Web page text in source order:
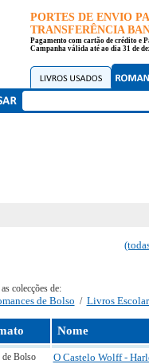
PORTES DE ENVIO
TRANSFERÊNCIA
Pagamento com cartão de crédito e
Campanha válida até ao dia 31 de
colecções de:
de Bolso / Livros
Nome
de Bolso O Castelo Wolff -